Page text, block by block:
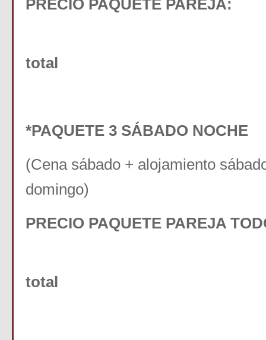
PRECIO PAQUETE PAREJA:
total
*PAQUETE 3 SÁBADO NOCHE
(Cena sábado + alojamiento
domingo)
PRECIO PAQUETE PAREJA
total